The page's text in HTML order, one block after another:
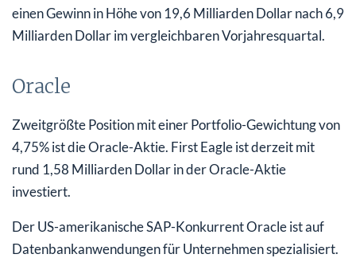
einen Gewinn in Höhe von 19,6 Milliarden Dollar nach 6,9
Milliarden Dollar im vergleichbaren Vorjahresquartal.
Oracle
Zweitgrößte Position mit einer Portfolio-Gewichtung von
4,75% ist die Oracle-Aktie. First Eagle ist derzeit mit
rund 1,58 Milliarden Dollar in der Oracle-Aktie
investiert.
Der US-amerikanische SAP-Konkurrent Oracle ist auf
Datenbankanwendungen für Unternehmen spezialisiert.